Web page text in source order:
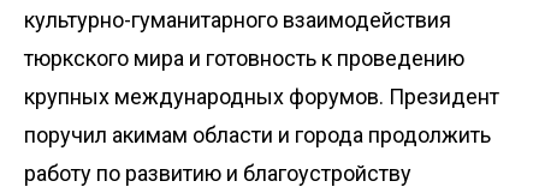
культурно-гуманитарного взаимодействия
тюркского мира и готовность к проведению
крупных международных форумов. Президент
поручил акимам области и города продолжить
работу по развитию и благоустройству